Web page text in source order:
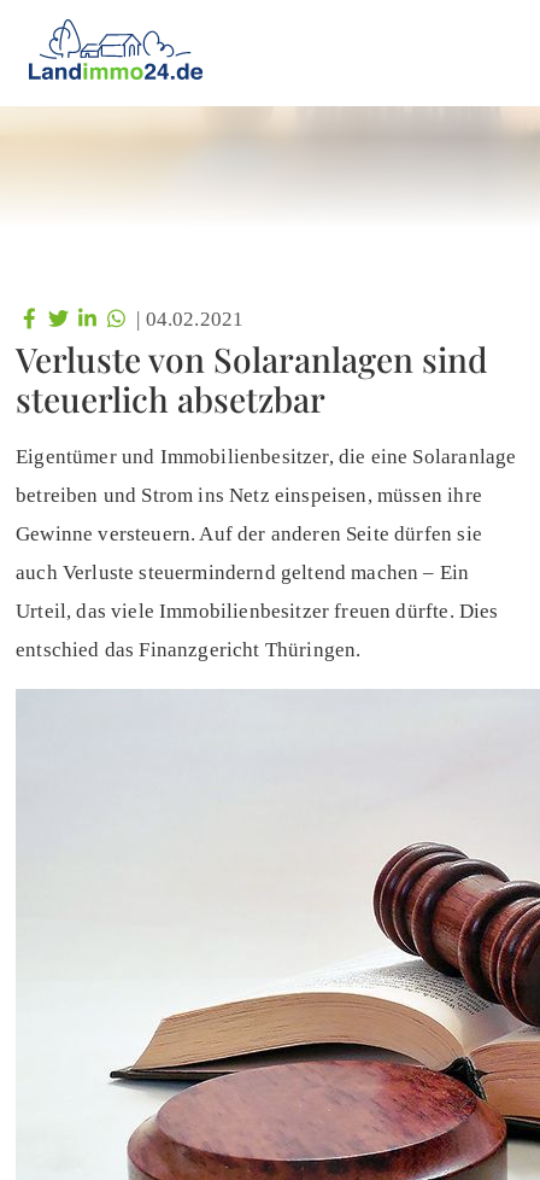
| 04.02.2021
Verluste von Solaranlagen sind
steuerlich absetzbar
Eigentümer und Immobilienbesitzer, die eine Solaranlage
betreiben und Strom ins Netz einspeisen, müssen ihre
Gewinne versteuern. Auf der anderen Seite dürfen sie
auch Verluste steuermindernd geltend machen – Ein
Urteil, das viele Immobilienbesitzer freuen dürfte. Dies
entschied das Finanzgericht Thüringen.